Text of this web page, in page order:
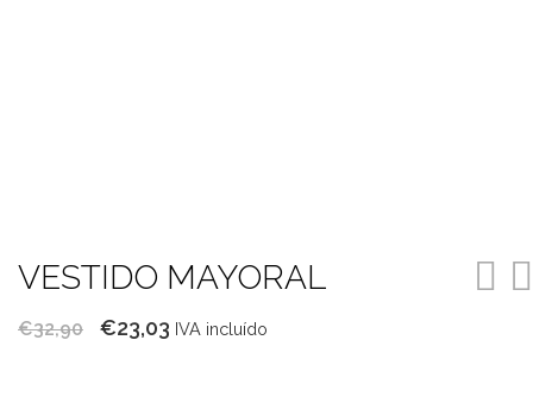
VESTIDO MAYORAL
€32,90
O
€23,03 O
IVA incluído